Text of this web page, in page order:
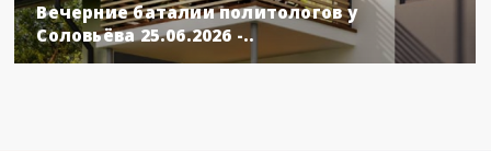
Вечерние баталии политологов у
Соловьёва 25.06.2026 -..